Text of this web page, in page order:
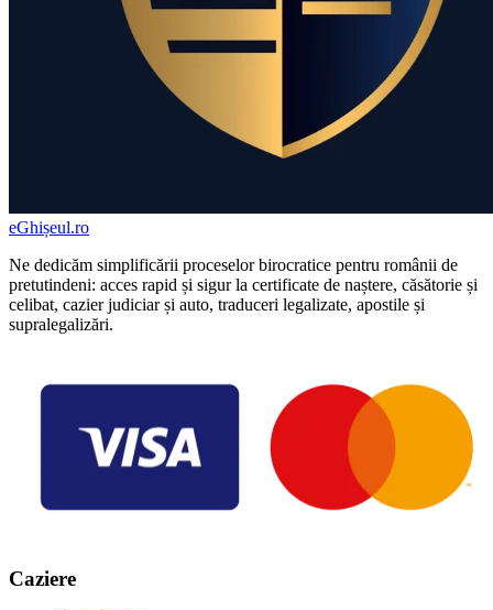
eGhișeul.ro
Ne dedicăm simplificării proceselor birocratice pentru românii de
pretutindeni: acces rapid și sigur la certificate de naștere, căsătorie și
celibat, cazier judiciar și auto, traduceri legalizate, apostile și
supralegalizări.
Caziere